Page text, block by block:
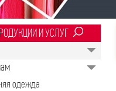
И УСЛУГ
одежда